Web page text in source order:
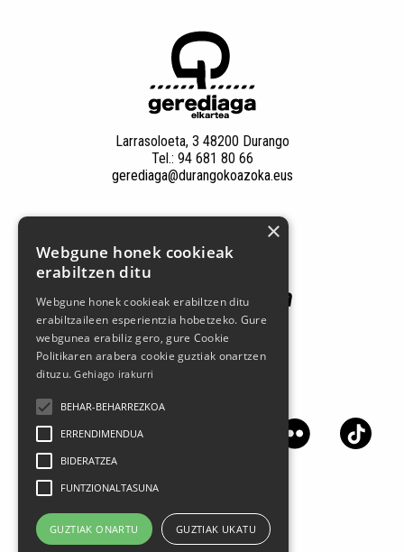
Larrasoloeta, 3 48200 Durango
Tel.: 94 681 80 66
gerediaga@durangokoazoka.eus
×
Webgune honek cookieak
erabiltzen ditu
Webgune honek cookieak erabiltzen ditu
erabiltzaileen esperientzia hobetzeko. Gure
webgunea erabiliz gero, gure Cookie
Politikaren arabera cookie guztiak onartzen
dituzu.Gehiago irakurri
BEHAR-BEHARREZKOA
ERRENDIMENDUA
BIDERATZEA
FUNTZIONALTASUNA
GUZTIAK ONARTU GUZTIAK UKATU